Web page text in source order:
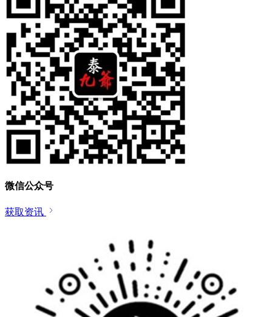
微信公众号
获取资讯